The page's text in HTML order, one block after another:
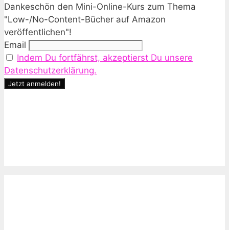
Dankeschön den Mini-Online-Kurs zum Thema
"Low-/No-Content-Bücher auf Amazon
veröffentlichen"!
Email
Indem Du fortfährst, akzeptierst Du unsere
Datenschutzerklärung.